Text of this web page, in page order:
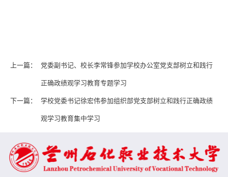
上一篇： 党委副书记、校长李常锋参加学校办公室党支部树立和践行
正确政绩观学习教育专题学习
下一篇： 学校党委书记徐宏伟参加组织部党支部树立和践行正确政绩
观学习教育集中学习